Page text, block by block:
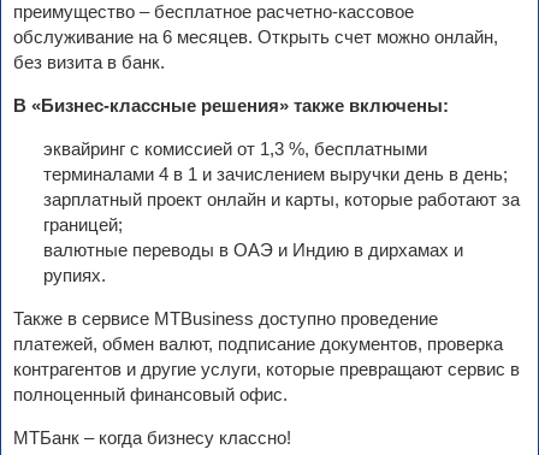
преимущество – бесплатное расчетно-кассовое
обслуживание на 6 месяцев. Открыть счет можно онлайн,
без визита в банк.
В «Бизнес-классные решения» также включены:
эквайринг с комиссией от 1,3 %, бесплатными
терминалами 4 в 1 и зачислением выручки день в день;
зарплатный проект онлайн и карты, которые работают за
границей;
валютные переводы в ОАЭ и Индию в дирхамах и
рупиях.
Также в сервисе MTBusiness доступно проведение
платежей, обмен валют, подписание документов, проверка
контрагентов и другие услуги, которые превращают сервис в
полноценный финансовый офис.
МТБанк – когда бизнесу классно!